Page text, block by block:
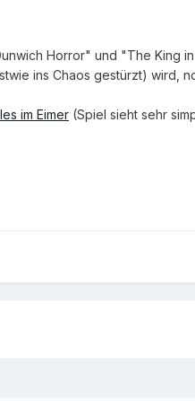
Horror" und "The King
ins Chaos gestürzt) wird,
im Eimer (Spiel sieht sehr